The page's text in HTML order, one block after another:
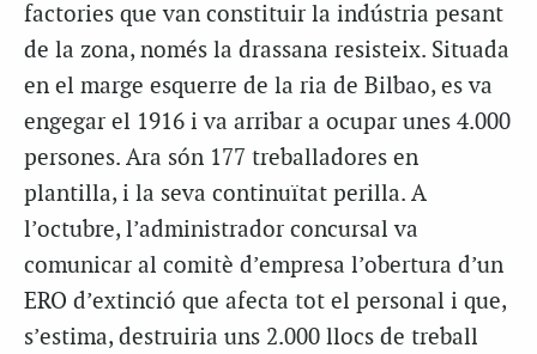
factories que van constituir la indústria pesant
de la zona, només la drassana resisteix. Situada
en el marge esquerre de la ria de Bilbao, es va
engegar el 1916 i va arribar a ocupar unes 4.000
persones. Ara són 177 treballadores en
plantilla, i la seva continuïtat perilla. A
l’octubre, l’administrador concursal va
comunicar al comitè d’empresa l’obertura d’un
ERO d’extinció que afecta tot el personal i que,
s’estima, destruiria uns 2.000 llocs de treball